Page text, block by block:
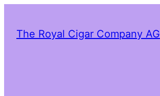
The Royal Cigar Company AG